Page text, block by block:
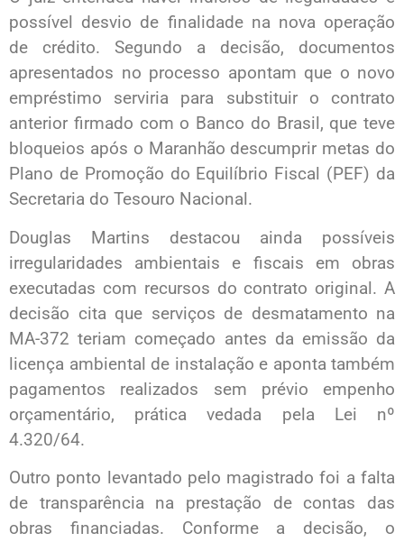
possível desvio de finalidade na nova operação
de crédito. Segundo a decisão, documentos
apresentados no processo apontam que o novo
empréstimo serviria para substituir o contrato
anterior firmado com o Banco do Brasil, que teve
bloqueios após o Maranhão descumprir metas do
Plano de Promoção do Equilíbrio Fiscal (PEF) da
Secretaria do Tesouro Nacional.
Douglas Martins destacou ainda possíveis
irregularidades ambientais e fiscais em obras
executadas com recursos do contrato original. A
decisão cita que serviços de desmatamento na
MA-372 teriam começado antes da emissão da
licença ambiental de instalação e aponta também
pagamentos realizados sem prévio empenho
orçamentário, prática vedada pela Lei nº
4.320/64.
Outro ponto levantado pelo magistrado foi a falta
de transparência na prestação de contas das
obras financiadas. Conforme a decisão, o